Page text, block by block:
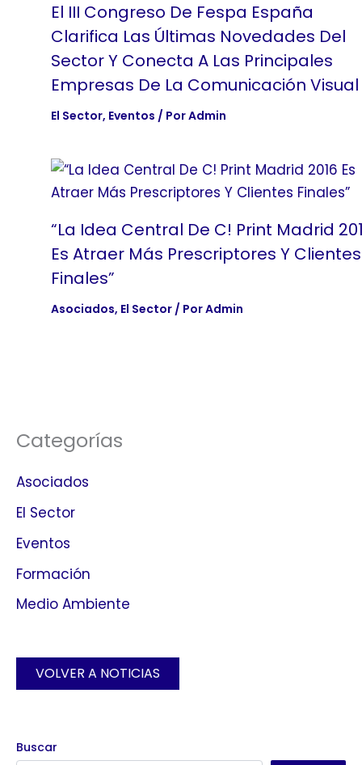
El III Congreso De Fespa España
Clarifica Las Últimas Novedades Del
Sector Y Conecta A Las Principales
Empresas De La Comunicación Visual
El Sector, Eventos / PorAdmin
“La Idea Central De C! Print Madrid
Es Atraer Más Prescriptores Y Clientes
Finales”
Asociados, El Sector/ PorAdmin
Categorías
Asociados
El Sector
Eventos
Formación
Medio Ambiente
VOLVER A NOTICIAS
Buscar